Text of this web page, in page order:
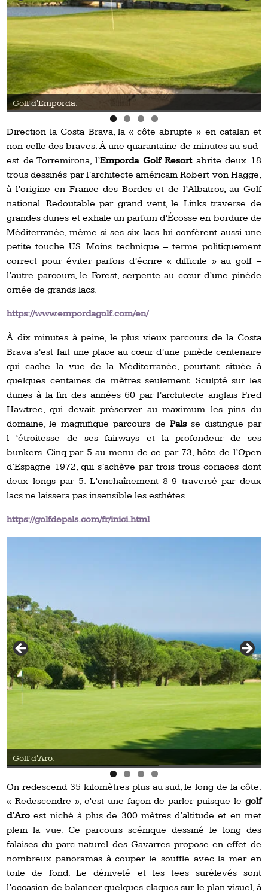
Golf d'Emporda.
Direction la Costa Brava, la « côte abrupte » en catalan et
non celle des braves. À une quarantaine de minutes au sud-
est de Torremirona, l’Emporda Golf Resortabrite deux 18
trous dessinés par l’architecte américain Robert von Hagge,
à l’origine en France des Bordes et de l’Albatros, au Golf
national. Redoutable par grand vent, le Links traverse de
grandes dunes et exhale un parfum d’Écosse en bordure de
Méditerranée, même si ses six lacs lui confèrent aussi une
petite touche US. Moins technique – terme politiquement
correct pour éviter parfois d’écrire « difficile » au golf –
l’autre parcours, le Forest, serpente au cœur d’une pinède
ornée de grands lacs.
https://www.empordagolf.com/en/
À dix minutes à peine, le plus vieux parcours de la Costa
Brava s’est fait une place au cœur d’une pinède centenaire
qui cache la vue de la Méditerranée, pourtant située à
quelques centaines de mètres seulement. Sculpté sur les
dunes à la fin des années 60 par l’architecte anglais Fred
Hawtree, qui devait préserver au maximum les pins du
domaine, le magnifique parcours de Palsse distingue par
l ‘étroitesse de ses fairways et la profondeur de ses
bunkers. Cinq par 5 au menu de ce par 73, hôte de l’Open
d’Espagne 1972, qui s’achève par trois trous coriaces dont
deux longs par 5. L’enchaînement 8-9 traversé par deux
lacs ne laissera pas insensible les esthètes.
https://golfdepals.com/fr/inici.html
On redescend 35 kilomètres plus au sud, le long de la côte.
« Redescendre », c’est une façon de parler puisque le golf
d’Aro est niché à plus de 300 mètres d’altitude et en met
plein la vue. Ce parcours scénique dessiné le long des
falaises du parc naturel des Gavarres propose en effet de
nombreux panoramas à couper le souffle avec la mer en
toile de fond. Le dénivelé et les tees surélevés sont
l’occasion de balancer quelques claques sur le plan visuel, à